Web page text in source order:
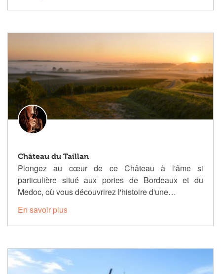
Château du Taillan
Plongez au cœur de ce Château à l'âme si
particulière situé aux portes de Bordeaux et du
Medoc, où vous découvrirez l'histoire d'une…
En savoir plus